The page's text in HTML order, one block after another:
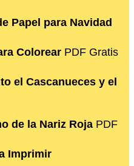
Papel para Navidad
Colorear PDF Gratis
el Cascanueces y el
de la Nariz Roja PDF
Imprimir